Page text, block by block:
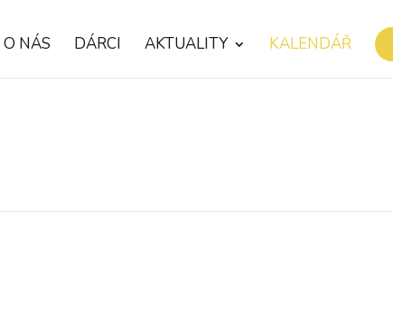
O NÁS DÁRCI AKTUALITY KALENDÁŘ